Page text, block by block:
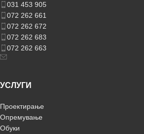
031 453 905
072 262 661
072 262 672
072 262 683
072 262 663
УСЛУГИ
Проектирање
Опремување
Обуки